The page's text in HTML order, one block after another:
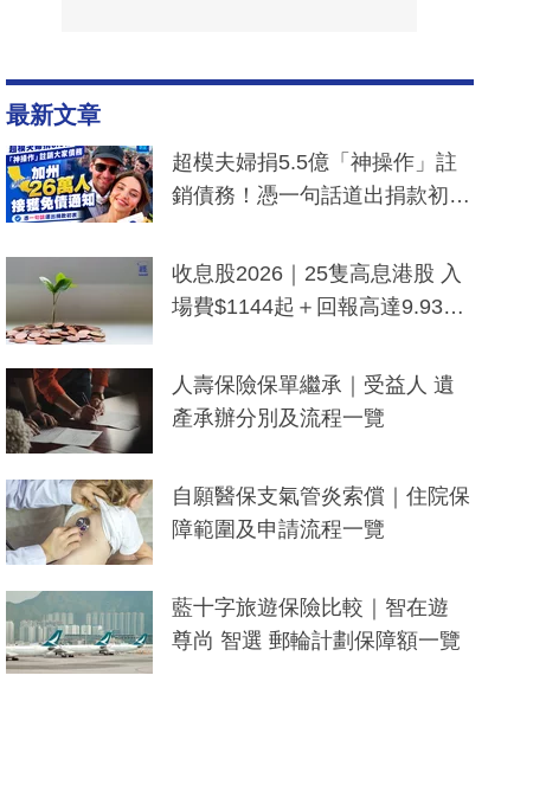
最新文章
超模夫婦捐5.5億「神操作」註
銷債務！憑一句話道出捐款初
一度被誤當詐騙手段
收息股2026｜25隻高息港股 入
場費$1144起＋回報高達9.93
人壽保險保單繼承｜受益人 遺
產承辦分別及流程一覽
自願醫保支氣管炎索償｜住院保
障範圍及申請流程一覽
藍十字旅遊保險比較｜智在遊
尊尚 智選 郵輪計劃保障額一覽